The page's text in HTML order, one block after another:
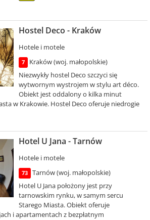
Hostel Deco - Kraków
Hotele i motele
7
Kraków (woj. małopolskie)
Niezwykły hostel Deco szczyci się
wytwornym wystrojem w stylu art déco.
Obiekt jest oddalony o kilka minut
w Krakowie. Hostel Deco oferuje niedrogie
Hotel U Jana - Tarnów
Hotele i motele
73
Tarnów (woj. małopolskie)
Hotel U Jana położony jest przy
tarnowskim rynku, w samym sercu
Starego Miasta. Obiekt oferuje
i apartamentach z bezpłatnym